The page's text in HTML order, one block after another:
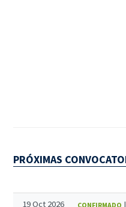
PRÓXIMAS
19 Oct 2026
CONFIRMADO |